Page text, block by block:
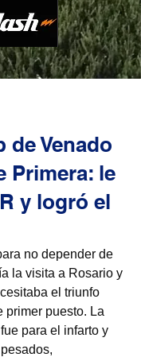
de Venado
Primera: le
y logró el
no depender de
la visita a Rosario y
el triunfo
primer puesto. La
para el infarto y